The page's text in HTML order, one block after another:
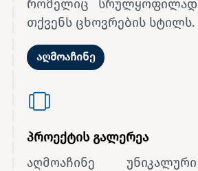
რომელიც სრულყოფილად
თქვენს ცხოვრების სტილს.
აღმოაჩინე
პროექტის გალერეა
აღმოაჩინე